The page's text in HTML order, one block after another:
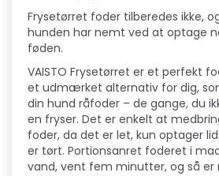
Frysetørret foder tilberedes ikke,
hunden har nemt ved at optage
føden.
VAISTO Frysetørret er et perfekt
et udmærket alternativ for dig,
din hund råfoder – de gange, du
en fryser. Det er enkelt at
foder, da det er let, kun optager
er tørt. Portionsanret foderet i
vand, vent fem minutter, og så er